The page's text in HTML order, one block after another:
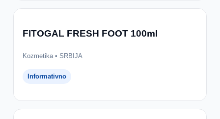
FITOGAL FRESH FOOT 100ml
Kozmetika • SRBIJA
Informativno